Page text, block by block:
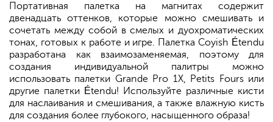
Портативная палетка на магнитах содержит
двенадцать оттенков, которые можно смешивать и
сочетать между собой в смелых и дуохроматических
тонах, готовых к работе и игре. Палетка Coyish Étendu
разработана как взаимозаменяемая, поэтому для
создания индивидуальной палитры можно
использовать палетки Grande Pro 1X, Petits Fours или
другие палетки Étendu! Используйте различные кисти
для наслаивания и смешивания, а также влажную кисть
для создания более глубокого, насыщенного образа!